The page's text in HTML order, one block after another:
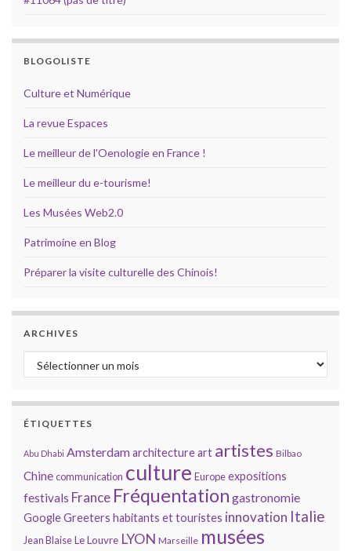
BLOGOLISTE
Culture et Numérique
La revue Espaces
Le meilleur de l'Oenologie en France !
Le meilleur du e-tourisme!
Les Musées Web2.0
Patrimoine en Blog
Préparer la visite culturelle des Chinois!
ARCHIVES
Archives
ÉTIQUETTES
Abu Dhabi Amsterdamarchitectureart artistes Bilbao
Chinecommunication culture Europeexpositions
festivals France Fréquentation gastronomie
GoogleGreeters habitants et touristes innovation Italie
Jean BlaiseLe Louvre LYON Marseille musées